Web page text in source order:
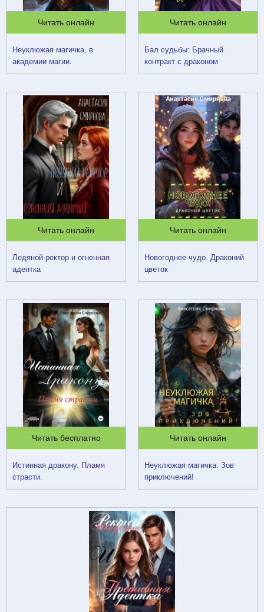
Читать онлайн
Неуклюжая магичка, в
академии магии.
Читать онлайн
Бал судьбы: Брачный
контракт с драконом
Читать онлайн
Ледяной ректор и огненная
адептка
Читать онлайн
Новогоднее чудо. Драконий
цветок
Читать бесплатно
Истинная дракону. Пламя
страсти.
Читать онлайн
Неуклюжая магичка. Зов
приключений!